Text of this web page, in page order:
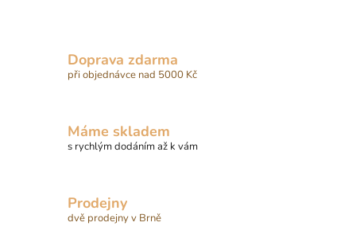
Doprava zdarma
při objednávce nad 5000 Kč
Máme skladem
s rychlým dodáním až k vám
Prodejny
dvě prodejny v Brně